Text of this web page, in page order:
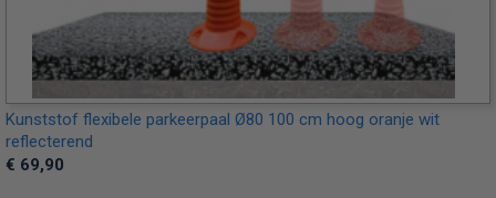
Kunststof flexibele parkeerpaal Ø80 100 cm hoog oranje wit
reflecterend
€ 69,90